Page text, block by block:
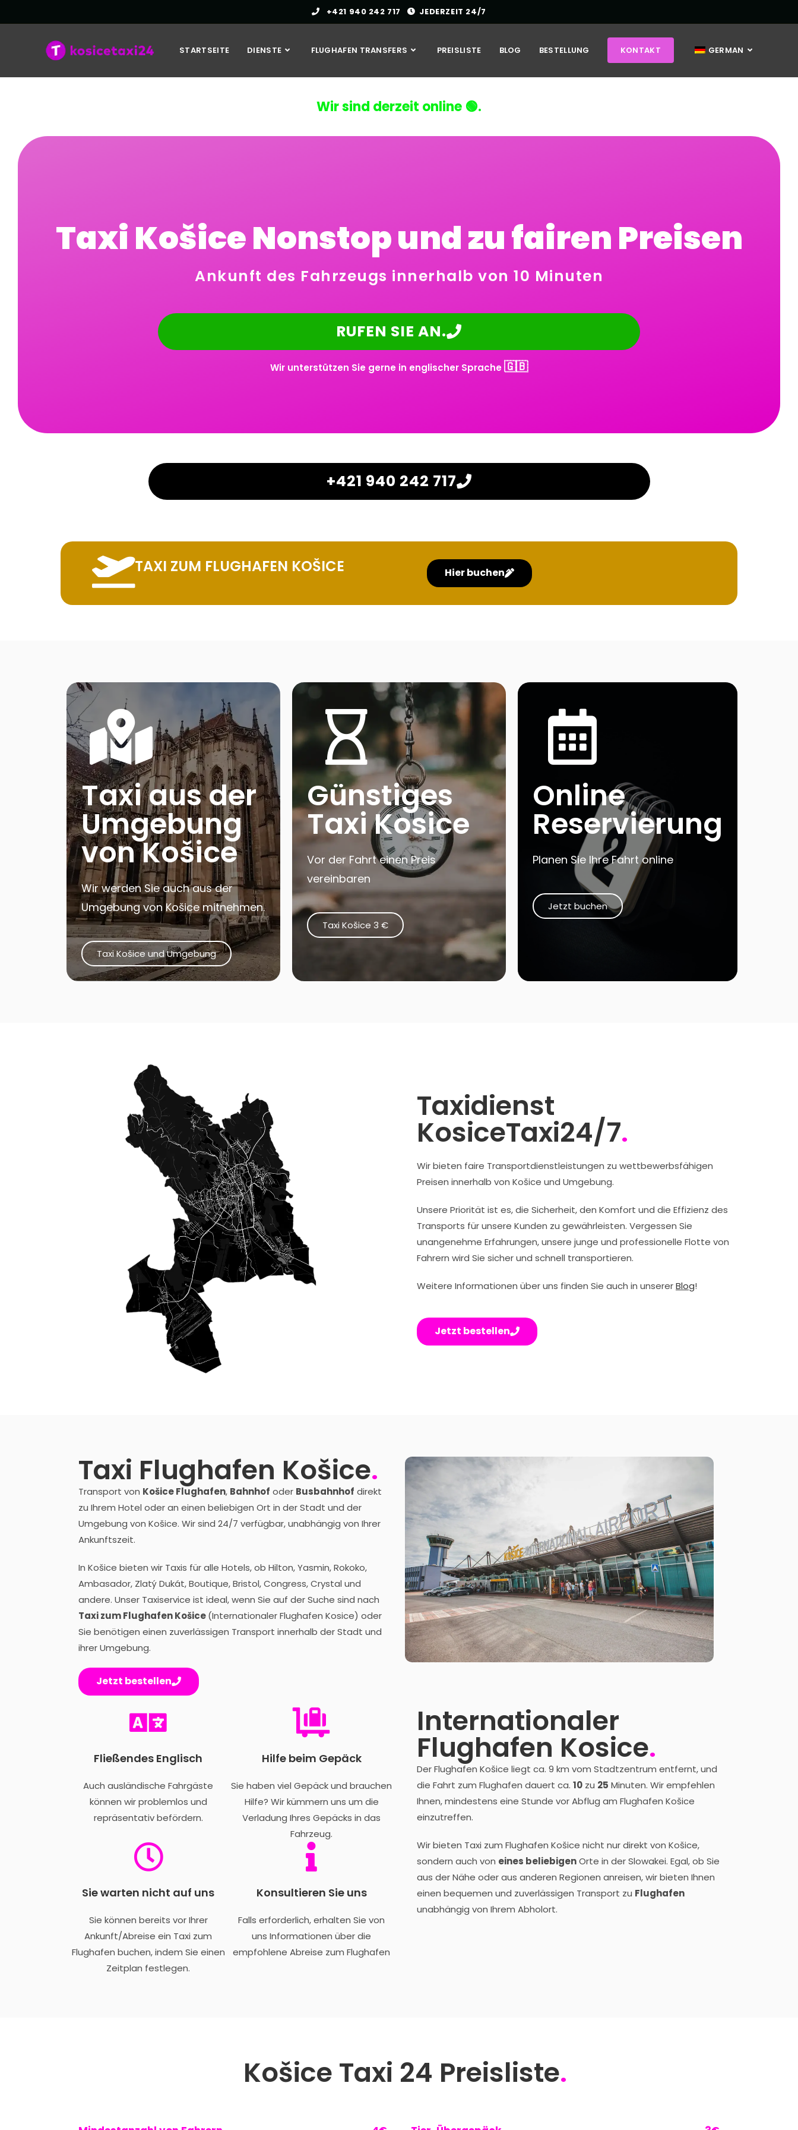
+421 940 242 717 JEDERZEIT 24/7
STARTSEITE DIENSTE FLUGHAFEN TRANSFERS PREISLISTE BLOG BESTELLUNG KONTAKT GERMAN
Wir sind derzeit online 🟢.
Taxi Košice Nonstop und zu fairen Preisen
Ankunft des Fahrzeugs innerhalb von 10 Minuten
RUFEN SIE AN.
Wir unterstützen Sie gerne in englischer Sprache🇬🇧
+421 940 242 717
TAXI ZUM FLUGHAFEN KOŠICE Hier buchen
Taxi aus der
Umgebung
von Košice
Wir werden Sie auch aus der
Umgebung von Košice mitnehmen.
Taxi Košice und Umgebung
Günstiges
Taxi Kosice
Vor der Fahrt einen Preis
vereinbaren
Taxi Košice 3 €
Online
Reservierung
Planen Sie Ihre Fahrt online
Jetzt buchen
Taxidienst
KosiceTaxi24/7.
Wir bieten faire Transportdienstleistungen zu wettbewerbsfähigen
Preisen innerhalb von Košice und Umgebung.
Unsere Priorität ist es, die Sicherheit, den Komfort und die Effizienz des
Transports für unsere Kunden zu gewährleisten. Vergessen Sie
unangenehme Erfahrungen, unsere junge und professionelle Flotte von
Fahrern wird Sie sicher und schnell transportieren.
Weitere Informationen über uns finden Sie auch in unsererBlog!
Jetzt bestellen
Taxi Flughafen Košice.
Transport von Košice Flughafen, Bahnhof oder Busbahnhof direkt
zu Ihrem Hotel oder an einen beliebigen Ort in der Stadt und der
Umgebung von Košice. Wir sind 24/7 verfügbar, unabhängig von Ihrer
Ankunftszeit.
In Košice bieten wir Taxis für alle Hotels, ob Hilton, Yasmin, Rokoko,
Ambasador, Zlatý Dukát, Boutique, Bristol, Congress, Crystal und
andere. Unser Taxiservice ist ideal, wenn Sie auf der Suche sind nach
Taxi zum Flughafen Košice(Internationaler Flughafen Kosice) oder
Sie benötigen einen zuverlässigen Transport innerhalb der Stadt und
ihrer Umgebung.
Jetzt bestellen
Internationaler
Flughafen Kosice.
Der Flughafen Košice liegt ca. 9 km vom Stadtzentrum entfernt, und
die Fahrt zum Flughafen dauert ca. 10 zu 25 Minuten. Wir empfehlen
Ihnen, mindestens eine Stunde vor Abflug am Flughafen Košice
einzutreffen.
Wir bieten Taxi zum Flughafen Košice nicht nur direkt von Košice,
sondern auch von eines beliebigenOrte in der Slowakei. Egal, ob Sie
aus der Nähe oder aus anderen Regionen anreisen, wir bieten Ihnen
einen bequemen und zuverlässigen Transport zu Flughafen
unabhängig von Ihrem Abholort.
Fließendes Englisch
Auch ausländische Fahrgäste
können wir problemlos und
repräsentativ befördern.
Hilfe beim Gepäck
Sie haben viel Gepäck und brauchen
Hilfe? Wir kümmern uns um die
Verladung Ihres Gepäcks in das
Fahrzeug.
Sie warten nicht auf uns
Sie können bereits vor Ihrer
Ankunft/Abreise ein Taxi zum
Flughafen buchen, indem Sie einen
Zeitplan festlegen.
Konsultieren Sie uns
Falls erforderlich, erhalten Sie von
uns Informationen über die
empfohlene Abreise zum Flughafen
Košice Taxi 24 Preisliste.